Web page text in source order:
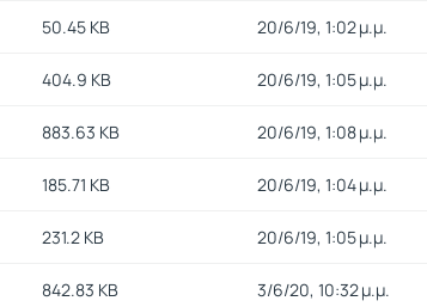
50.45 KB 20/6/19, 1:02 μ.μ.
404.9 KB 20/6/19, 1:05 μ.μ.
883.63 KB 20/6/19, 1:08 μ.μ.
185.71 KB 20/6/19, 1:04 μ.μ.
231.2 KB 20/6/19, 1:05 μ.μ.
842.83 KB 3/6/20, 10:32 μ.μ.